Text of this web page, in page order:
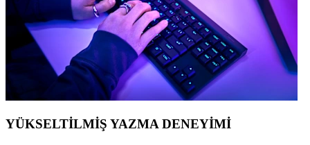
YÜKSELTİLMİŞ YAZMA DENEYİMİ